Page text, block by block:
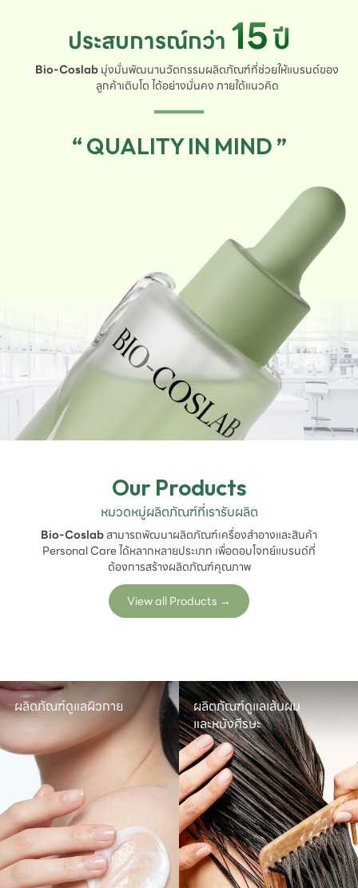
ประสบการณ์กว่า 15ปี
Bio-Coslabมุ่งมั่นพัฒนานวัตกรรมผลิตภัณฑ์ที่ช่วยให้แบรนด์ของ
ลูกค้าเติบโต ได้อย่างมั่นคง ภายใต้แนวคิด
“ QUALITY IN MIND ”
Our Products
หมวดหมู่ผลิตภัณฑ์ที่เรารับผลิต
Bio-Coslabสามารถพัฒนาผลิตภัณฑ์เครื่องสำอางและสินค้า
Personal Care ได้หลากหลายประเภท เพื่อตอบโจทย์แบรนด์ที่
ต้องการสร้างผลิตภัณฑ์คุณภาพ
View all Products →
ณฑ์ดูแลผิวกาย
ผลิตภัณฑ์ดูแลเส้นผม
และหนังศีรษะ
ผ